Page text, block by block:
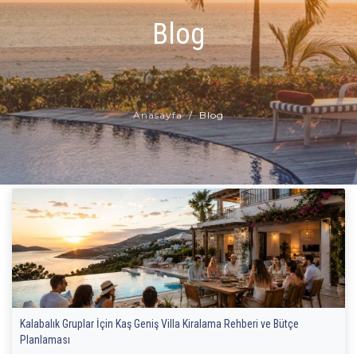
Blog
Anasayfa Blog
Kalabalık Gruplar İçin Kaş Geniş Villa Kiralama Rehberi ve Bütçe
Planlaması